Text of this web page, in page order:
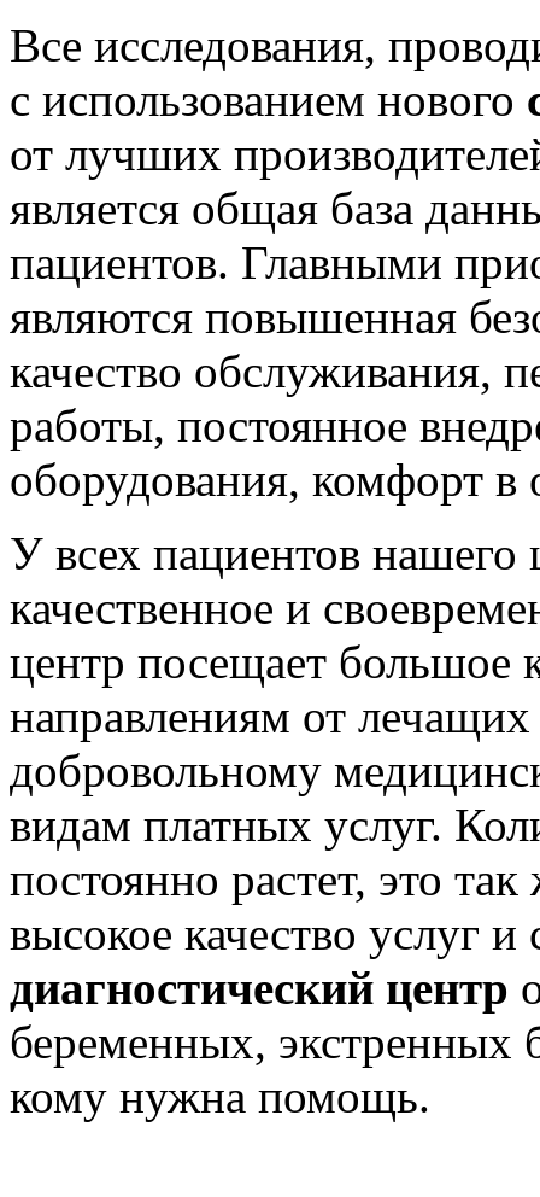
Все исследования,
с использованием нового
от лучших
является общая база
пациентов. Главными
являются повышенная
качество обслуживания,
работы, постоянное
оборудования, комфорт в
У всех пациентов нашего
качественное и
центр посещает большое
направлениям от
добровольному
видам платных услуг.
постоянно растет, это
высокое качество услуг и
диагностический центр
беременных, экстренных
кому нужна помощь.